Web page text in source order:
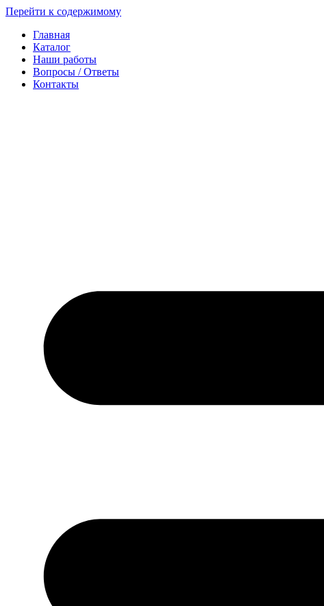
Перейти к содержимому
Главная
Каталог
Наши работы
Вопросы / Ответы
Контакты